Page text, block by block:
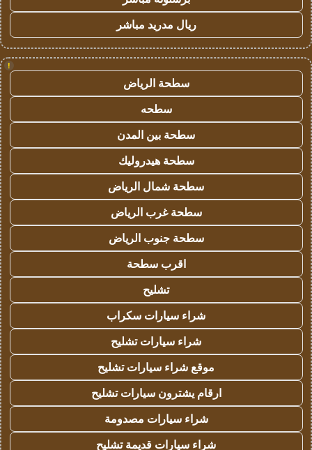
ريال مدريد مباشر
!
سطحة الرياض
سطحه
سطحة بين المدن
سطحة هيدروليك
سطحة شمال الرياض
سطحة غرب الرياض
سطحة جنوب الرياض
اقرب سطحة
تشليح
شراء سيارات سكراب
شراء سيارات تشليح
موقع شراء سيارات تشليح
ارقام يشترون سيارات تشليح
شراء سيارات مصدومة
شراء سيارات قديمة تشليح